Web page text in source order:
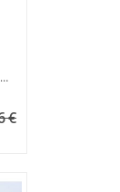
Toile adhésive imprimée dimension 20 x 20 cm
€